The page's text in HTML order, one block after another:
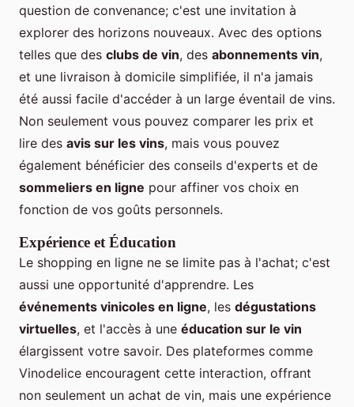
question de convenance; c'est une invitation à
explorer des horizons nouveaux. Avec des options
telles que des clubs de vin, des abonnements vin,
et une livraison à domicile simplifiée, il n'a jamais
été aussi facile d'accéder à un large éventail de vins.
Non seulement vous pouvez comparer les prix et
lire des avis sur les vins, mais vous pouvez
également bénéficier des conseils d'experts et de
sommeliers en ligne pour affiner vos choix en
fonction de vos goûts personnels.
Expérience et Éducation
Le shopping en ligne ne se limite pas à l'achat; c'est
aussi une opportunité d'apprendre. Les
événements vinicoles en ligne, les dégustations
virtuelles, et l'accès à une éducation sur le vin
élargissent votre savoir. Des plateformes comme
Vinodelice encouragent cette interaction, offrant
non seulement un achat de vin, mais une expérience